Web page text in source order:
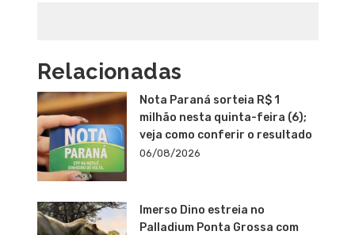
Relacionadas
Nota Paraná sorteia R$ 1
milhão nesta quinta-feira (6);
veja como conferir o resultado
06/08/2026
Imerso Dino estreia no
Palladium Ponta Grossa com